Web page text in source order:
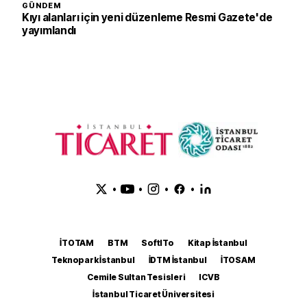
GÜNDEM
Kıyı alanları için yeni düzenleme Resmi Gazete'de
yayımlandı
• • • •
İTOTAM BTM SoftITo
Kitap İstanbul
Teknopark İstanbul
İDTM İstanbul
İTOSAM
Cemile Sultan Tesisleri
ICVB
İstanbul Ticaret Üniversitesi